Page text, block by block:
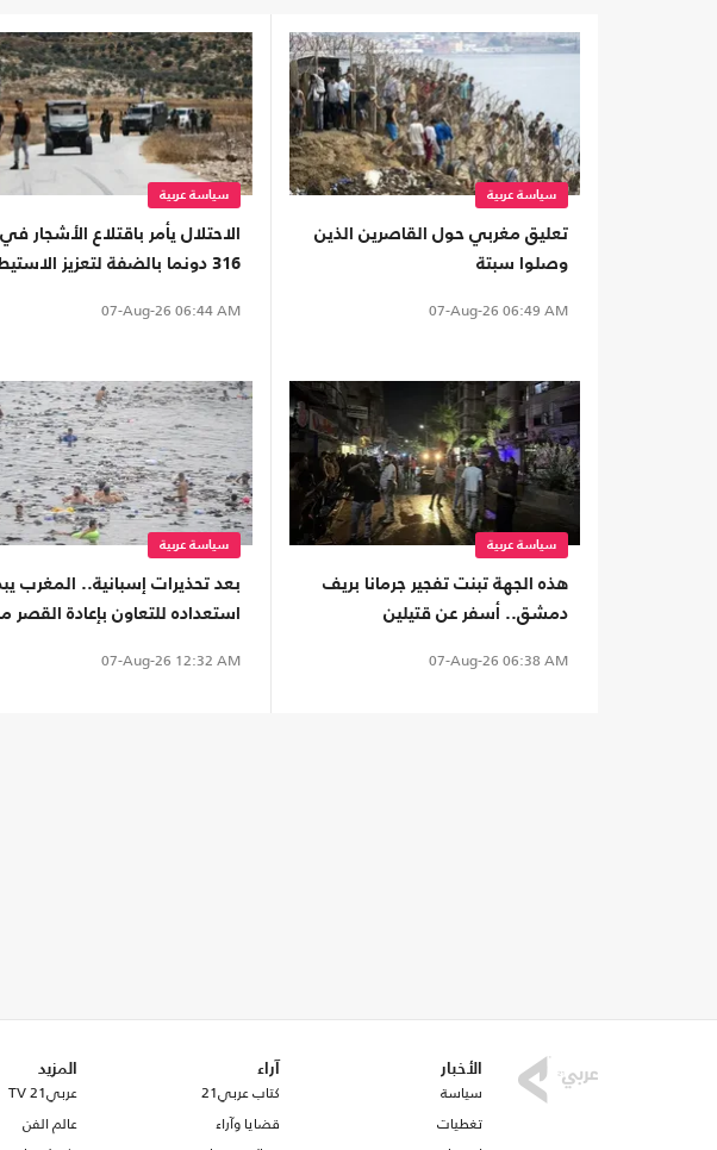
سياسة عربية
تعليق مغربي حول القاصرين الذين
وصلوا سبتة
07-Aug-26 06:49 AM
سياسة عربية
الاحتلال يأمر باقتلاع الأشجار في
316 دونما بالضفة لتعزيز الاستيطان
07-Aug-26 06:44 AM
سياسة عربية
هذه الجهة تبنت تفجير جرمانا بريف
دمشق.. أسفر عن قتيلين
07-Aug-26 06:38 AM
سياسة عربية
بعد تحذيرات إسبانية.. المغرب
استعداده للتعاون بإعادة القصر
07-Aug-26 12:32 AM
الأخبار
سياسة
تغطيات
آراء
كتاب عربي21
قضايا وآراء
المزيد
عربي21 TV
عالم الفن